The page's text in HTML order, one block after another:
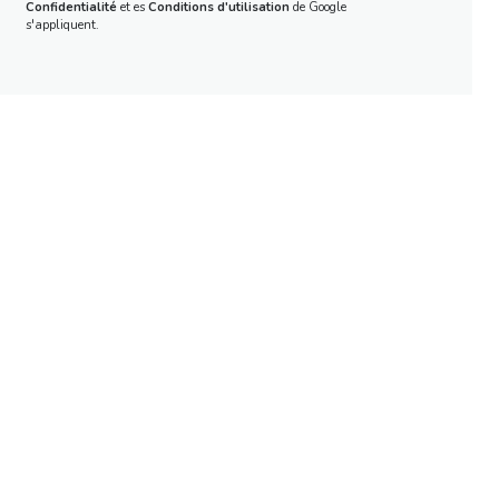
Confidentialitéet es Conditions d'utilisationde Google
s'appliquent.